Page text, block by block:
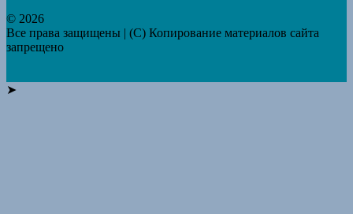
© 2026
Все права защищены | (C) Копирование материалов сайта
запрещено
➤